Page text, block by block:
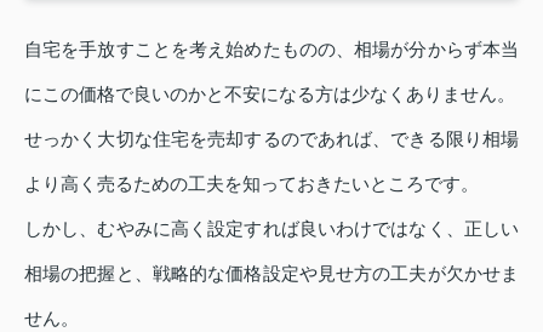
自宅を手放すことを考え始めたものの、相場が分からず本当
にこの価格で良いのかと不安になる方は少なくありません。
せっかく大切な住宅を売却するのであれば、できる限り相場
より高く売るための工夫を知っておきたいところです。
しかし、むやみに高く設定すれば良いわけではなく、正しい
相場の把握と、戦略的な価格設定や見せ方の工夫が欠かせま
せん。